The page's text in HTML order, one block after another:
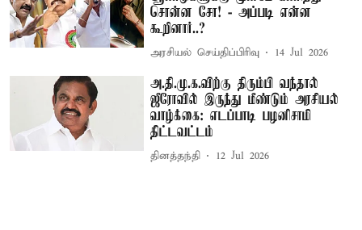
சொன்ன சோ! - அப்படி என்ன
கூறினார்..?
அரசியல் செய்திப்பிரிவு 14 Jul 2026
அ.தி.மு.க.விற்கு திரும்பி வந்தால்
ஜீரோவில் இருந்து மீண்டும் அரசியல்
வாழ்க்கை: எடப்பாடி பழனிசாமி
திட்டவட்டம்
தினத்தந்தி 12 Jul 2026